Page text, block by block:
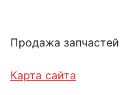
Продажа
Карта сайта